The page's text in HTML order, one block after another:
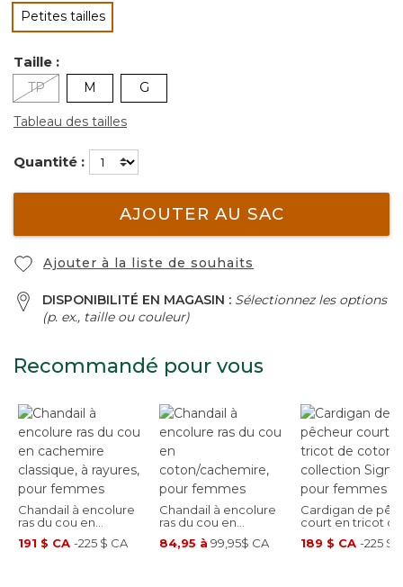
Petites tailles
sélectionné
Taille :
TP M G
Tableau des tailles
Quantité :
AJOUTER AU SAC
Ajouter à la liste de souhaits
DISPONIBILITÉ EN MAGASIN : Sélectionnez les options
(p. ex., taille ou couleur)
Recommandé pour vous
Chandail à encolure
ras du cou en
cachemire classique,
à rayures, pour
191 $ CA -225 $ CA
Chandail à encolure
ras du cou en
coton/cachemire,
pour femmes
84,95 à 99,95$ CA
Cardigan de
court en tricot de
coton collection
Signature pour
189 $ CA -225 $